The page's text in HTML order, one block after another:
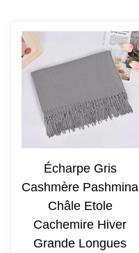
Écharpe Gris
Cashmère Pashmina
Châle Etole
Cachemire Hiver
Grande Longues